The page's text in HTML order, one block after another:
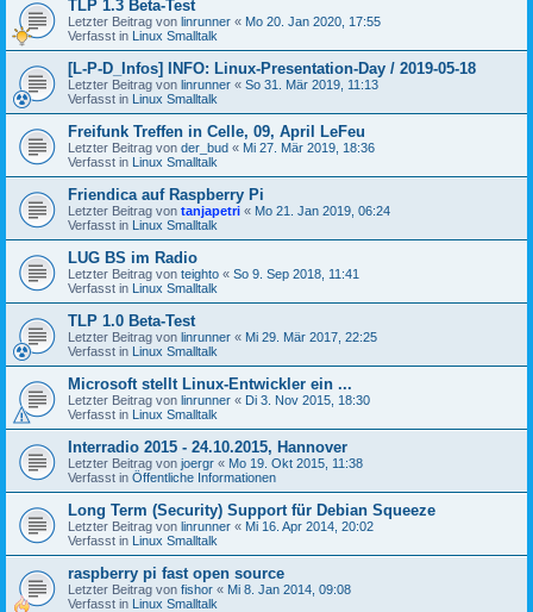
TLP 1.3 Beta-Test
Letzter Beitrag von linrunner « Mo 20. Jan 2020, 17:55
Verfasst in Linux Smalltalk
[L-P-D_Infos] INFO: Linux-Presentation-Day / 2019-05-18
Letzter Beitrag von linrunner « So 31. Mär 2019, 11:13
Verfasst in Linux Smalltalk
Freifunk Treffen in Celle, 09, April LeFeu
Letzter Beitrag von der_bud « Mi 27. Mär 2019, 18:36
Verfasst in Linux Smalltalk
Friendica auf Raspberry Pi
Letzter Beitrag von tanjapetri « Mo 21. Jan 2019, 06:24
Verfasst in Linux Smalltalk
LUG BS im Radio
Letzter Beitrag von teighto « So 9. Sep 2018, 11:41
Verfasst in Linux Smalltalk
TLP 1.0 Beta-Test
Letzter Beitrag von linrunner « Mi 29. Mär 2017, 22:25
Verfasst in Linux Smalltalk
Microsoft stellt Linux-Entwickler ein ...
Letzter Beitrag von linrunner « Di 3. Nov 2015, 18:30
Verfasst in Linux Smalltalk
Interradio 2015 - 24.10.2015, Hannover
Letzter Beitrag von joergr « Mo 19. Okt 2015, 11:38
Verfasst in Öffentliche Informationen
Long Term (Security) Support für Debian Squeeze
Letzter Beitrag von linrunner « Mi 16. Apr 2014, 20:02
Verfasst in Linux Smalltalk
raspberry pi fast open source
Letzter Beitrag von fishor « Mi 8. Jan 2014, 09:08
Verfasst in Linux Smalltalk